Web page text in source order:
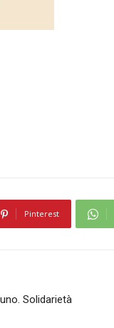
Pinterest
Solidarietà